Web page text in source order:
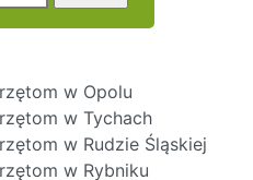
w Opolu
w Tychach
w Rudzie Śląskiej
w Rybniku